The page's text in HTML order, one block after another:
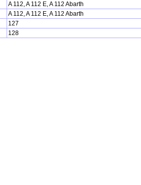
A 112, A 112 E, A 112 Abarth
A 112, A 112 E, A 112 Abarth
127
128